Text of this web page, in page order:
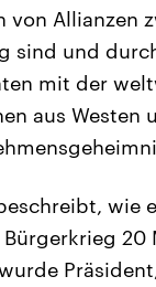
von Allianzen
sind und
mit der
aus
wie
Bürgerkrieg 20